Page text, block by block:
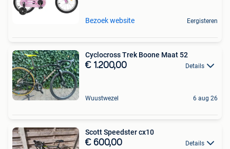
Bezoek website Eergisteren
Cyclocross Trek Boone Maat 52
€ 1.200,00 Details
Wuustwezel 6 aug 26
Scott Speedster cx10
€ 600,00 Details